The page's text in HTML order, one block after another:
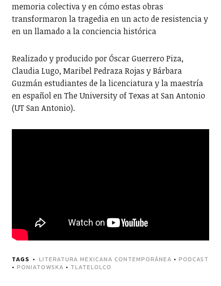
memoria colectiva y en cómo estas obras
transformaron la tragedia en un acto de resistencia y
en un llamado a la conciencia histórica
Realizado y producido por Óscar Guerrero Piza,
Claudia Lugo, Maribel Pedraza Rojas y Bárbara
Guzmán estudiantes de la licenciatura y la maestría
en español en The University of Texas at San Antonio
(UT San Antonio).
TAGS LITERATURA MEXICANA CONTEMPORÁNEA • PODCAST
• PONIATOWSKA • TLATELOLCO